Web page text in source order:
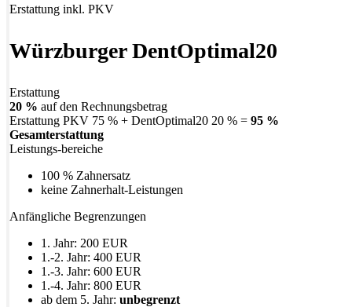
Erstattung inkl. PKV
Würzburger DentOptimal20
Erstattung
20 % auf den Rechnungsbetrag
Erstattung PKV 75 % + DentOptimal20 20 % = 95 %
Gesamterstattung
Leistungs-bereiche
100 % Zahnersatz
keine Zahnerhalt-Leistungen
Anfängliche Begrenzungen
1. Jahr: 200 EUR
1.-2. Jahr: 400 EUR
1.-3. Jahr: 600 EUR
1.-4. Jahr: 800 EUR
ab dem 5. Jahr: unbegrenzt